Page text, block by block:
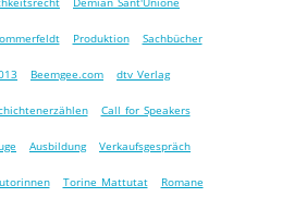
Produktion Sachbücher
Beemgee.com dtv Verlag
Call for Speakers
Ausbildung Verkaufsgespräch
Torine Mattutat Romane